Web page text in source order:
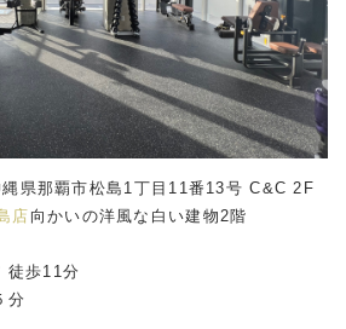
県那覇市松島1丁目11番13号 C&C 2F
店 向かいの洋風な白い建物2階
徒歩11分
分